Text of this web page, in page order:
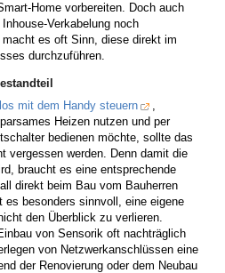
Home vorbereiten. Doch auch
Verkabelung noch
es oft Sinn, diese direkt im
durchzuführen.
mit dem Handy steuern
Heizen nutzen und per
bedienen möchte, sollte das
vergessen werden. Denn damit die
braucht es eine entsprechende
direkt beim Bau vom Bauherren
es besonders sinnvoll, eine eigene
den Überblick zu verlieren.
von Sensorik oft nachträglich
von Netzwerkanschlüssen eine
der Renovierung oder dem Neubau